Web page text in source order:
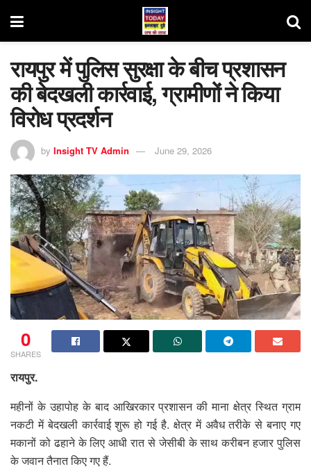
रायपुर में पुलिस सुरक्षा के बीच प्रशासन
की बेदखली कार्रवाई, ग्रामीणों ने किया
विरोध प्रदर्शन
by Insight TV Admin June 29, 2026
0
SHARES
रायपुर.
महीनों के उहापोह के बाद आखिरकार प्रशासन की माना क्षेत्र स्थित ग्राम
नकटी में बेदखली कार्रवाई शुरू हो गई है. क्षेत्र में अवैध तरीके से बनाए गए
मकानों को ढहाने के लिए आधी रात से जेसीबी के साथ करीबन हजार पुलिस
के जवान तैनात किए गए हैं.